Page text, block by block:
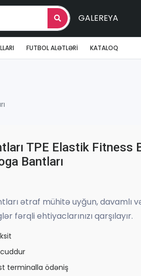
GALEREYA
FUTBOL ALƏTLƏRI KATALOQ
TPE Elastik Fitness
Bantları
ətraf mühitə uyğun, davamlı
fərqli ehtiyaclarınızı qarşılayır.
terminalla ödəniş